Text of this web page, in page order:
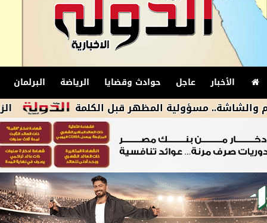
الأخبار عاجل حوادث وقضايا الرياضة البرلمان
الزمالك يكشف أسباب استبعاد 4 مسؤولية المظهر قبل الكلمة